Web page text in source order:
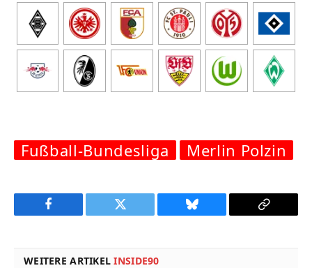
Fußball-Bundesliga Merlin Polzin
Facebook Twitter Bluesky
Copy
WEITERE ARTIKELINSIDE90